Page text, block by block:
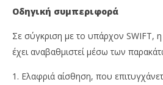
Οδηγική συμπεριφορά
Σε σύγκριση με το υπάρχον SWIFT,
έχει αναβαθμιστεί μέσω των
1. Ελαφριά αίσθηση, που